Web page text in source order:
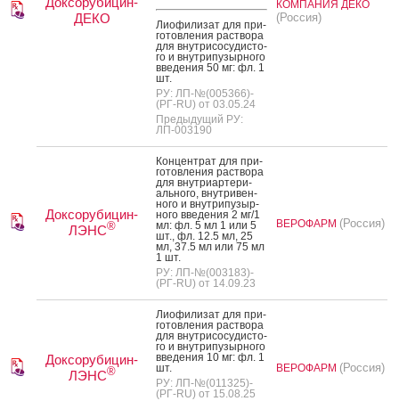
ДЕКО
Ли­офи­лизат для при­
готов­ле­ния рас­тво­ра
для внут­ри­сосу­дис­то­
го и внут­ри­пузыр­но­го
вве­дения 50 мг: фл. 1
шт.
РУ: ЛП-№(005366)-
(РГ-RU) от 03.05.24
Предыдущий РУ:
ЛП-003190
КОМПАНИЯ ДЕКО
(Россия)
Доксорубицин-
ЛЭНС®
Кон­цен­трат для при­
готов­ле­ния рас­тво­ра
для внут­ри­ар­те­ри­
аль­но­го, внут­ри­вен­
но­го и внут­ри­пузыр­
но­го вве­дения 2 мг/1
мл: фл. 5 мл 1 или 5
шт., фл. 12.5 мл, 25
мл, 37.5 мл или 75 мл
1 шт.
РУ: ЛП-№(003183)-
(РГ-RU) от 14.09.23
ВЕРОФАРМ (Россия)
Доксорубицин-
ЛЭНС®
Ли­офи­лизат для при­
готов­ле­ния рас­тво­ра
для внут­ри­сосу­дис­то­
го и внут­ри­пузыр­но­го
вве­дения 10 мг: фл. 1
шт.
РУ: ЛП-№(011325)-
(РГ-RU) от 15.08.25
ВЕРОФАРМ (Россия)